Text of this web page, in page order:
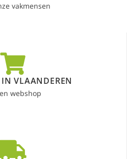
vakmensen
VLAANDEREN
webshop